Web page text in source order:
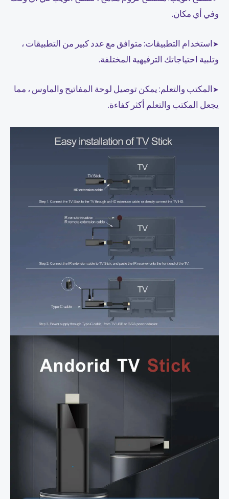
وفي أي مكان.
➤استخدام التطبيقات: متوافق مع عدد كبير من التطبيقات ،
وتلبية احتياجاتك الترفيهية المختلفة.
➤المكتب والتعلم: يمكن توصيل لوحة المفاتيح والماوس ، مما
يجعل المكتب والتعلم أكثر كفاءة.